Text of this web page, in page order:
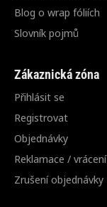
Blog o wrap fóliích
Slovník pojmů
Zákaznická zóna
Přihlásit se
Registrovat
Objednávky
Reklamace /
Zrušení objednávky